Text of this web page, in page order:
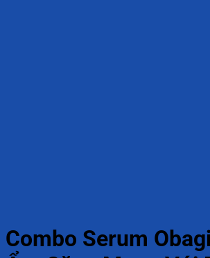
Combo Serum